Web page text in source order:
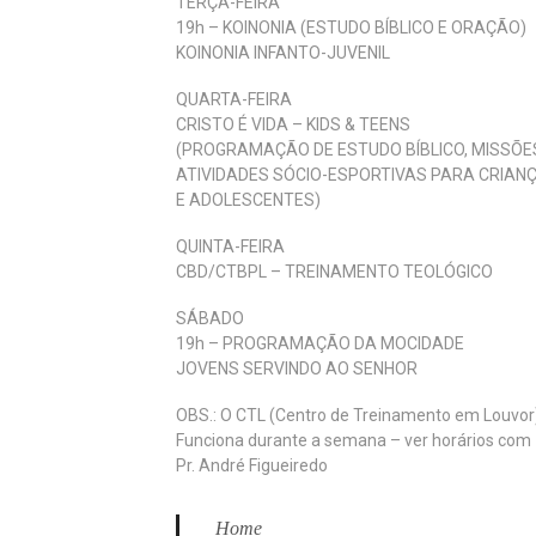
19h – KOINONIA (ESTUDO BÍBLICO E ORAÇÃO)
KOINONIA INFANTO-JUVENIL
QUARTA-FEIRA
CRISTO É VIDA – KIDS & TEENS
(PROGRAMAÇÃO DE ESTUDO BÍBLICO,
ATIVIDADES SÓCIO-ESPORTIVAS PARA
E ADOLESCENTES)
QUINTA-FEIRA
CBD/CTBPL – TREINAMENTO TEOLÓGICO
SÁBADO
19h – PROGRAMAÇÃO DA MOCIDADE
JOVENS SERVINDO AO SENHOR
OBS.: O CTL (Centro de Treinamento em
Funciona durante a semana – ver horários com
Pr. André Figueiredo
Home